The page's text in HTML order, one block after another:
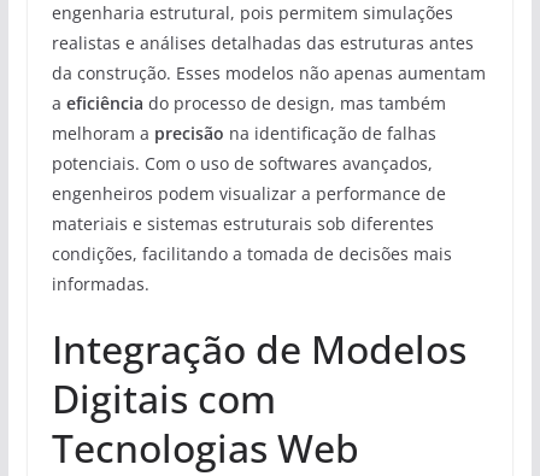
engenharia estrutural, pois permitem simulações
realistas e análises detalhadas das estruturas antes
da construção. Esses modelos não apenas aumentam
a eficiência do processo de design, mas também
melhoram a precisão na identificação de falhas
potenciais. Com o uso de softwares avançados,
engenheiros podem visualizar a performance de
materiais e sistemas estruturais sob diferentes
condições, facilitando a tomada de decisões mais
informadas.
Integração de Modelos
Digitais com
Tecnologias Web